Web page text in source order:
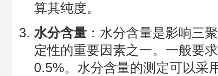
算其纯度。
水分含量 ：水分含量是影响三
定性的重要因素之一。一般要
0.5%。水分含量的测定可以采